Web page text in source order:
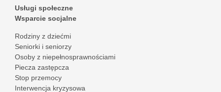
Usługi społeczne
Wsparcie socjalne
Rodziny z dziećmi
Seniorki i seniorzy
Osoby z niepełnosprawnościami
Piecza zastępcza
Stop przemocy
Interwencja kryzysowa